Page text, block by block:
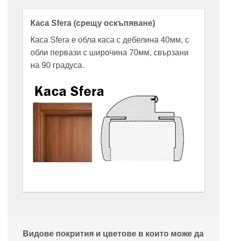
Каса Sfera (срещу оскъпяване)
Каса Sfera е oбла каса с дебелина 40мм, с
обли первази с широчина 70мм, свързани
на 90 градуса.
Видове покрития и цветове в които може да